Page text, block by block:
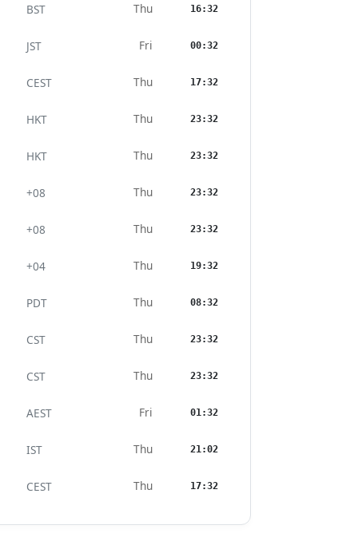
BST Thu 16:32
JST Fri 00:32
CEST Thu 17:32
HKT Thu 23:32
HKT Thu 23:32
+08 Thu 23:32
+08 Thu 23:32
+04 Thu 19:32
PDT Thu 08:32
CST Thu 23:32
CST Thu 23:32
AEST Fri 01:32
IST Thu 21:02
CEST Thu 17:32